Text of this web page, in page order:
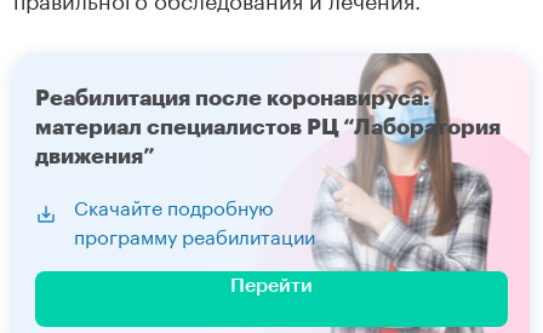
Реабилитация после коронавируса:
материал специалистов РЦ “Лаборатория
движения”
Скачайте подробную
программу реабилитации
Перейти